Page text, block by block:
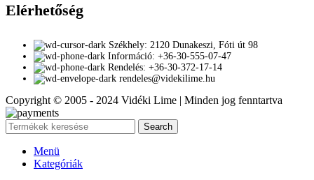
Elérhetőség
Székhely: 2120 Dunakeszi, Fóti út 98
Információ: +36-30-555-07-47
Rendelés: +36-30-372-17-14
rendeles@videkilime.hu
Copyright © 2005 - 2024 Vidéki Lime | Minden jog fenntartva
Search
Menü
Kategóriák